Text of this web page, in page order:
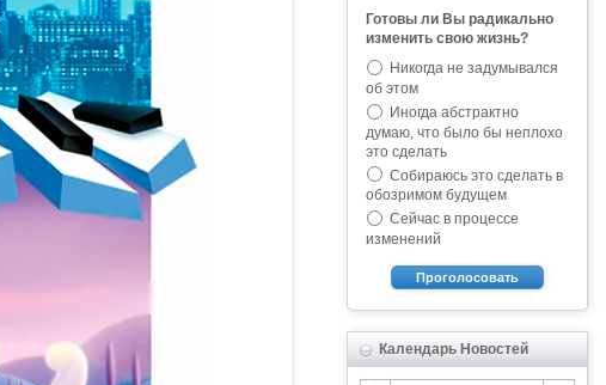
Готовы ли Вы радикально
изменить свою жизнь?
Никогда не задумывался
об этом
Иногда абстрактно
думаю, что было бы неплохо
это сделать
Собираюсь это сделать в
обозримом будущем
Сейчас в процессе
изменений
Проголосовать
Календарь Новостей